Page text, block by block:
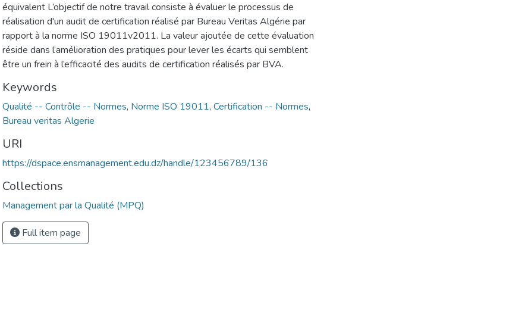
équivalent L’objectif de notre travail consiste à évaluer le processus de
réalisation d'un audit de certification réalisé par Bureau Veritas Algérie par
rapport à la norme ISO 19011v2011. La valeur ajoutée de cette évaluation
réside dans l’amélioration des pratiques pour lever les écarts qui semblent
être un frein à l’efficacité des audits de certification réalisés par BVA.
Keywords
Qualité -- Contrôle -- Normes, Norme ISO 19011, Certification -- Normes,
Bureau veritas Algerie
URI
https://dspace.ensmanagement.edu.dz/handle/123456789/136
Collections
Management par la Qualité (MPQ)
Full item page